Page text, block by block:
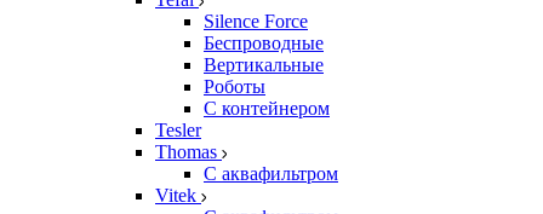
Silence Force
Беспроводные
Вертикальные
Роботы
С контейнером
Tesler
Thomas
С аквафильтром
Vitek